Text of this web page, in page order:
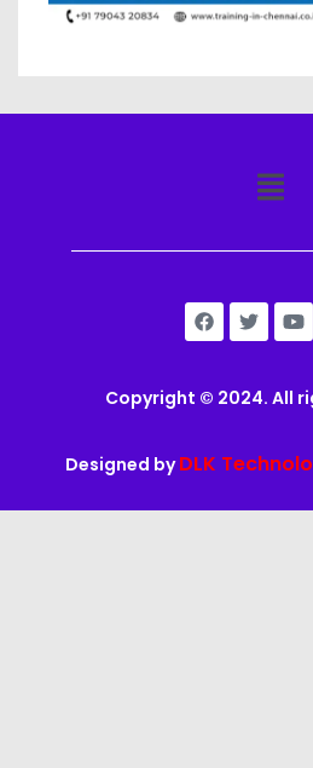
Copyright © 2024. All
Designed byDLK